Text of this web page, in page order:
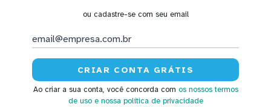
ou cadastre-se com seu email
Ao criar a sua conta, você concorda com os nossos termos
de uso e nossa política de privacidade